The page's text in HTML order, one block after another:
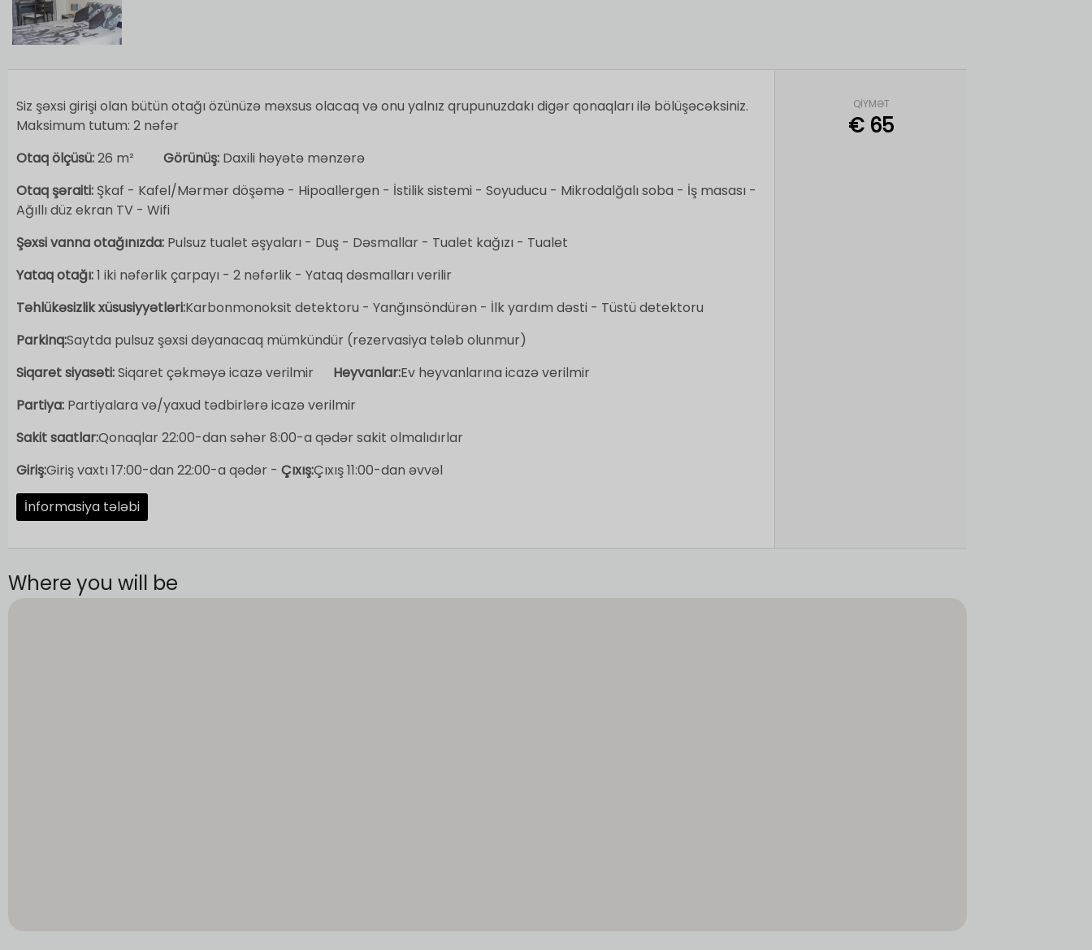
Siz şəxsi girişi olan bütün otağı özünüzə məxsus olacaq və onu yalnız qrupunuzdakı digər qonaqları ilə bölüşəcəksiniz.
Maksimum tutum: 2 nəfər
Otaq ölçüsü:26 m² Görünüş: Daxili həyətə mənzərə
Otaq şəraiti: Şkaf - Kafel/Mərmər döşəmə - Hipoallergen - İstilik sistemi - Soyuducu - Mikrodalğalı soba - İş masası -
Ağıllı düz ekran TV - Wifi
Şəxsi vanna otağınızda: Pulsuz tualet əşyaları - Duş - Dəsmallar - Tualet kağızı - Tualet
Yataq otağı:1 iki nəfərlik çarpayı - 2 nəfərlik - Yataq dəsmalları verilir
Təhlükəsizlik xüsusiyyətləri:Karbonmonoksit detektoru - Yanğınsöndürən - İlk yardım dəsti - Tüstü detektoru
Parkinq:Saytda pulsuz şəxsi dəyanacaq mümkündür (rezervasiya tələb olunmur)
Siqaret siyasəti:Siqaret çəkməyə icazə verilmir Heyvanlar:Ev heyvanlarına icazə verilmir
Partiya: Partiyalara və/yaxud tədbirlərə icazə verilmir
Sakit saatlar:Qonaqlar 22:00-dan səhər 8:00-a qədər sakit olmalıdırlar
Giriş:Giriş vaxtı 17:00-dan 22:00-a qədər - Çıxış:Çıxış 11:00-dan əvvəl
İnformasiya tələbi
QIYMƏT
€ 65
Where you will be